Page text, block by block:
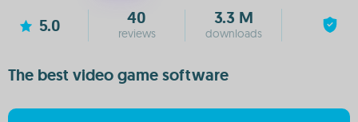
5.0 40
reviews
3.3 M
downloads
The best video game software